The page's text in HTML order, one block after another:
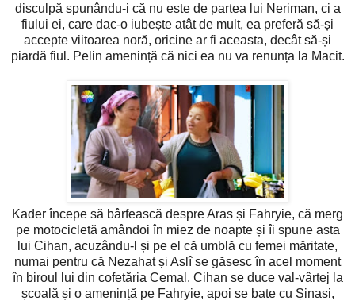
disculpă spunându-i că nu este de partea lui Neriman, ci a
fiului ei, care dac-o iubește atât de mult, ea preferă să-și
accepte viitoarea noră, oricine ar fi aceasta, decât să-și
piardă fiul. Pelin amenință că nici ea nu va renunța la Macit.
Kader începe să bârfească despre Aras și Fahryie, că merg
pe motocicletă amândoi în miez de noapte și îi spune asta
lui Cihan, acuzându-l și pe el că umblă cu femei măritate,
numai pentru că Nezahat și Aslî se găsesc în acel moment
în biroul lui din cofetăria Cemal. Cihan se duce val-vârtej la
școală și o amenință pe Fahryie, apoi se bate cu Șinasi,